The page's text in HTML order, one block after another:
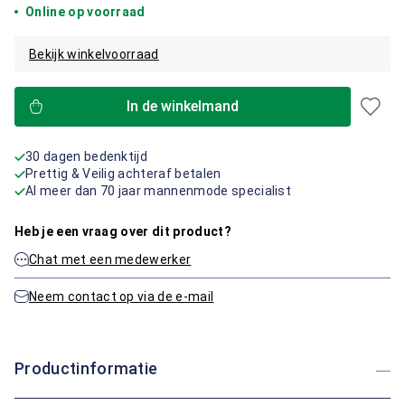
Online op voorraad
Bekijk winkelvoorraad
In de winkelmand
30 dagen bedenktijd
Prettig & Veilig achteraf betalen
Al meer dan 70 jaar mannenmode specialist
Heb je een vraag over dit product?
Chat met een medewerker
Neem contact op via de e-mail
Productinformatie